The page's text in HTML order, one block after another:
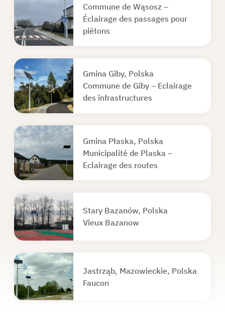
Commune de Wąsosz –
Éclairage des passages pour
piétons
Gmina Giby, Polska
Commune de Giby – Eclairage
des infrastructures
Gmina Płaska, Polska
Municipalité de Plaska –
Eclairage des routes
Stary Bazanów, Polska
Vieux Bazanow
Jastrząb, Mazowieckie, Polska
Faucon